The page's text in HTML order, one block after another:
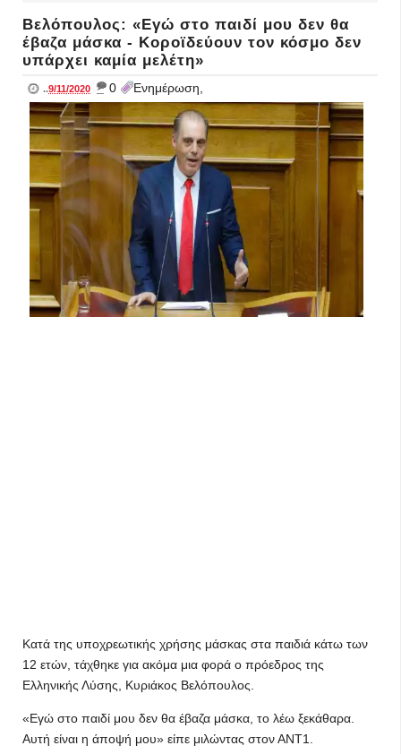
Βελόπουλος: «Εγώ στο παιδί μου δεν θα
έβαζα μάσκα - Κοροϊδεύουν τον κόσμο δεν
υπάρχει καμία μελέτη»
..9/11/2020 _ 0 Ενημέρωση,
Κατά της υποχρεωτικής χρήσης μάσκας στα παιδιά κάτω των
12 ετών, τάχθηκε για ακόμα μια φορά ο πρόεδρος της
Ελληνικής Λύσης, Κυριάκος Βελόπουλος.
«Εγώ στο παιδί μου δεν θα έβαζα μάσκα, το λέω ξεκάθαρα.
Αυτή είναι η άποψή μου» είπε μιλώντας στον ΑΝΤ1.